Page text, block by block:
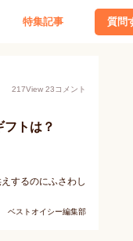
特集記事 質問
217View 23コメント
トは？
するのにふさわし
ベストオイシー編集部